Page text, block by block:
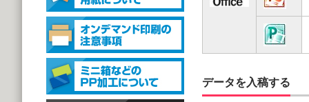
データを入稿する